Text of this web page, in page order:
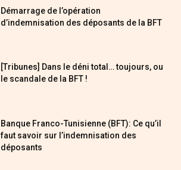
Démarrage de l’opération
d’indemnisation des déposants de la BFT
[Tribunes] Dans le déni total… toujours, ou
le scandale de la BFT !
Banque Franco-Tunisienne (BFT): Ce qu’il
faut savoir sur l’indemnisation des
déposants